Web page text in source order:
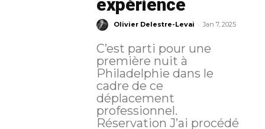
expérience
Olivier Delestre-Levai - Jan 7, 2025
C’est parti pour une
première nuit à
Philadelphie dans le
cadre de ce
déplacement
professionnel.
Réservation J’ai procédé